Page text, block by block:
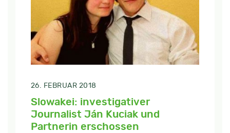
26. FEBRUAR 2018
Slowakei: investigativer
Journalist Ján Kuciak und
Partnerin erschossen